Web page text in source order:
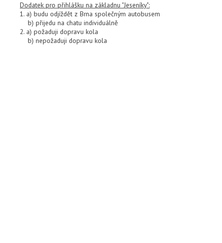
Dodatek pro přihlášku na základnu "Jeseníky":
1. a) budu odjíždět z Brna společným autobusem
b) přijedu na chatu individuálně
2. a) požaduji dopravu kola
b) nepožaduji dopravu kola